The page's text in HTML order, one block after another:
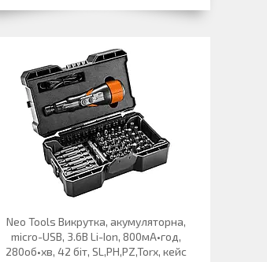
Neo Tools Викрутка, акумуляторна,
micro-USB, 3.6В Li-Ion, 800мА•год,
280об•хв, 42 біт, SL,PH,PZ,Torx, кейс